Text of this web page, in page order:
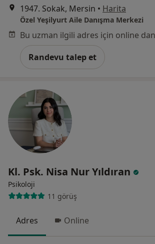
1947. Sokak, Mersin • Harita
Özel Yeşilyurt Aile Danışma Merkezi
Randevu talep et
Kl. Psk. Nisa Nur Yıldıran
Psikoloji
11 görüş
Adres Online